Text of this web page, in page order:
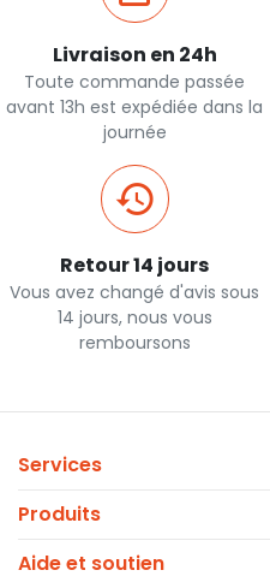
Livraison en 24h
Toute commande passée
avant 13h est expédiée dans la
journée
Retour 14 jours
Vous avez changé d'avis sous
14 jours, nous vous
remboursons
Services
Produits
Aide et soutien